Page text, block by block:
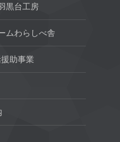
黒台工房
ムわらしべ舎
助事業